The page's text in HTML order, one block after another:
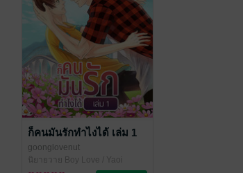
ก็คนมันรักทำไงได้ เล่ม 1
goonglovenut
นิยายวาย Boy Love / Yaoi